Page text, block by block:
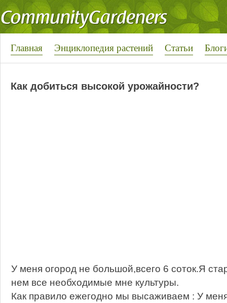
Главная Энциклопедия растений Статьи
Как добиться высокой урожайности?
У меня огород не большой,всего 6 соток.Я
нем все необходимые мне культуры.
Как правило ежегодно мы высаживаем : У